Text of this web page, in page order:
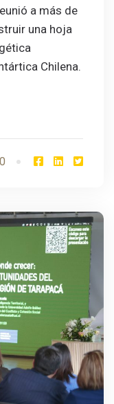
a más de
una hoja
Chilena.
0